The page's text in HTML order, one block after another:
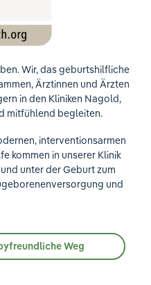
Wir, das geburtshilfliche
Ärztinnen und Ärzten
in den Kliniken Nagold,
mitfühlend begleiten.
interventionsarmen
kommen in unserer Klinik
unter der Geburt zum
und
Weg